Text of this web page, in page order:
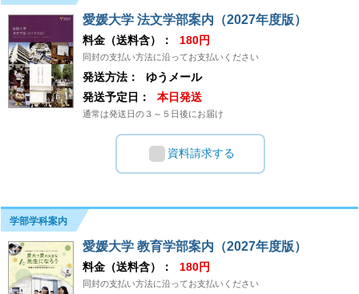
愛媛大学 法文学部案内（2027年度版）
料金（送料含）： 180円
同封の支払い方法に沿ってお支払いください
発送方法：
ゆうメール
発送予定日：
本日発送
通常は発送日の３～５日後にお届け
資料請求する
学部学科案内
愛媛大学 教育学部案内（2027年度版）
料金（送料含）： 180円
同封の支払い方法に沿ってお支払いください